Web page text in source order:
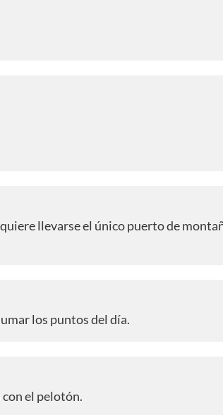
llevarse el único puerto de
los puntos del día.
el pelotón.